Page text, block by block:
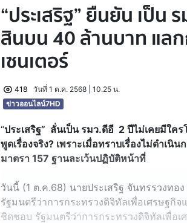
“ประเสริฐ” ยืนยัน เป็น
สินบน 40 ล้านบาท แล
เซนเตอร์
418
วันที่ 1 ต.ค. 2568 | 10.25 น.
ข่าวออนไลน์7HD
“ประเสริฐ” ลั่นเป็น รมว.ดีอี 2 ปีไม่เคยมีใค
พูดเรื่องจริง? เพราะเมื่อทราบเรื่องไม่ดำเนิ
มาตรา 157 ฐานละเว้นปฏิบัติหน้าที่
วันนี้ (1 ต.ค.68) นายประเสริฐ จันทรรวงทอ
รัฐมนตรีว่าการกระทรวงดิจิทัลเพื่อเศรษฐกิ
ชิดชอบ รัฐมนตรีว่าการกระทรวงดิจิทัลเพื่อ